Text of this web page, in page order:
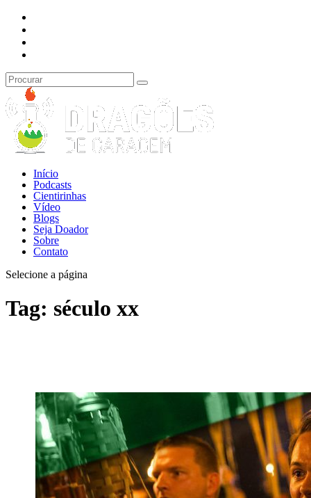
Início
Podcasts
Cientirinhas
Vídeo
Blogs
Seja Doador
Sobre
Contato
Selecione a página
Tag: século xx